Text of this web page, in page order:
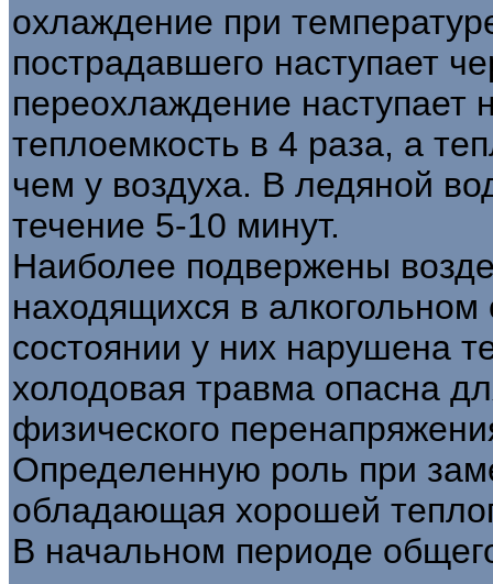
охлаждение при
пострадавшего наступает
переохлаждение наступает
теплоемкость в 4 раза, а
чем у воздуха. В ледяной
течение 5-10 минут.
Наиболее подвержены
находящихся в алкогольном
состоянии у них нарушена
холодовая травма опасна
физического
Определенную роль при
обладающая хорошей
В начальном периоде